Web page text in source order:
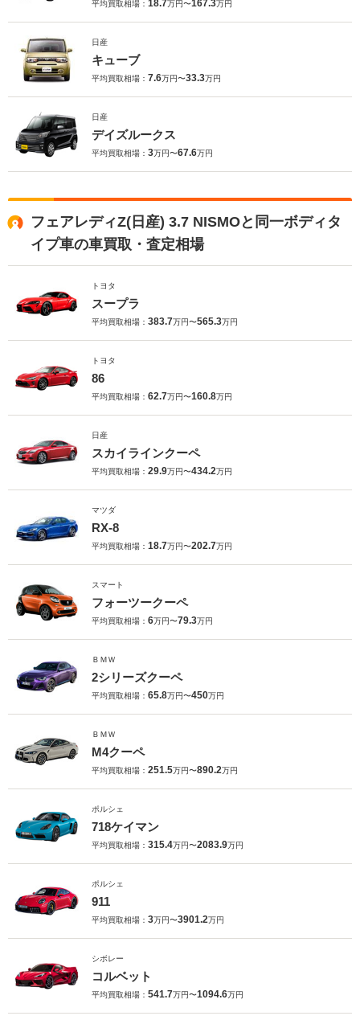
平均買取相場： 18.7万円〜167.3万円
日産
キューブ
平均買取相場： 7.6万円〜33.3万円
日産
デイズルークス
平均買取相場： 3万円〜67.6万円
フェアレディZ(日産) 3.7 NISMOと同一ボディタ
イプ車の車買取・査定相場
トヨタ
スープラ
平均買取相場： 383.7万円〜565.3万円
トヨタ
86
平均買取相場： 62.7万円〜160.8万円
日産
スカイラインクーペ
平均買取相場： 29.9万円〜434.2万円
マツダ
RX-8
平均買取相場： 18.7万円〜202.7万円
スマート
フォーツークーペ
平均買取相場： 6万円〜79.3万円
ＢＭＷ
2シリーズクーペ
平均買取相場： 65.8万円〜450万円
ＢＭＷ
M4クーペ
平均買取相場： 251.5万円〜890.2万円
ポルシェ
718ケイマン
平均買取相場： 315.4万円〜2083.9万円
ポルシェ
911
平均買取相場： 3万円〜3901.2万円
シボレー
コルベット
平均買取相場： 541.7万円〜1094.6万円